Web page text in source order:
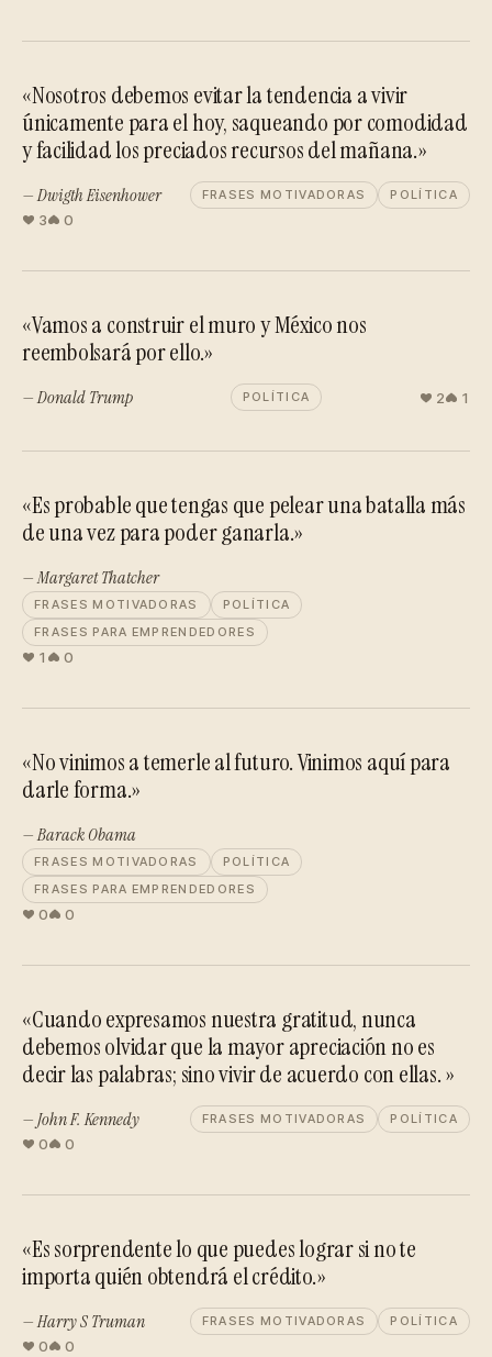
«Nosotros debemos evitar la tendencia a vivir
únicamente para el hoy, saqueando por comodidad
y facilidad los preciados recursos del mañana.»
— Dwigth Eisenhower FRASES MOTIVADORAS POLÍTICA
3 0
«Vamos a construir el muro y México nos
reembolsará por ello.»
— Donald Trump POLÍTICA 2 1
«Es probable que tengas que pelear una batalla más
de una vez para poder ganarla.»
— Margaret Thatcher
FRASES MOTIVADORAS
POLÍTICA
FRASES PARA EMPRENDEDORES
1 0
«No vinimos a temerle al futuro. Vinimos aquí para
darle forma.»
— Barack Obama
FRASES MOTIVADORAS
POLÍTICA
FRASES PARA EMPRENDEDORES
0 0
«Cuando expresamos nuestra gratitud, nunca
debemos olvidar que la mayor apreciación no es
decir las palabras; sino vivir de acuerdo con ellas. »
— John F. Kennedy FRASES MOTIVADORAS POLÍTICA
0 0
«Es sorprendente lo que puedes lograr si no te
importa quién obtendrá el crédito.»
— Harry S Truman FRASES MOTIVADORAS POLÍTICA
0 0